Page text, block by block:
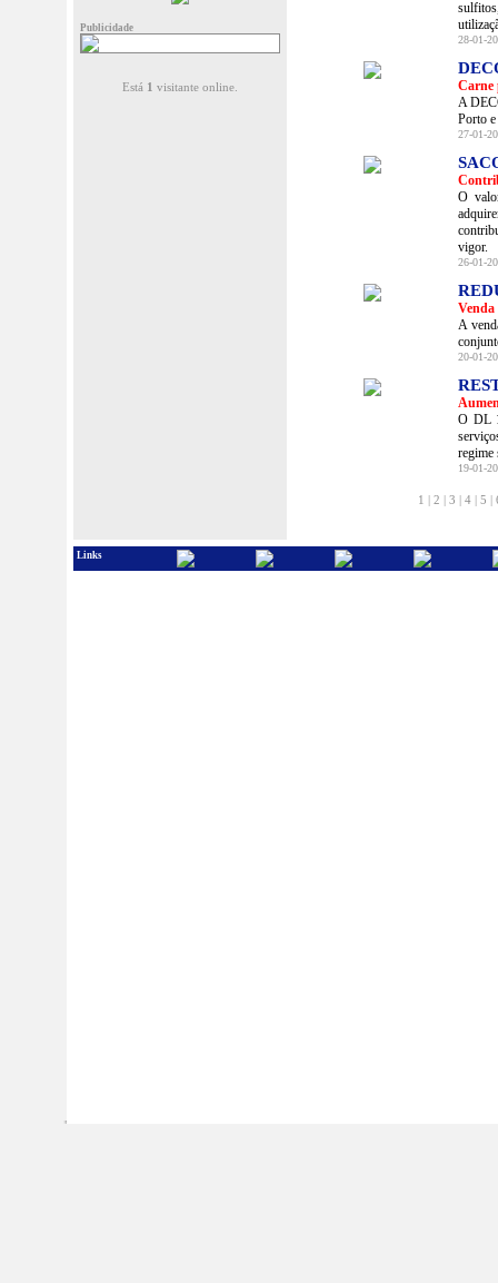
Publicidade
Está 1 visitante online.
28-01-
Carne
A
Porto
27-01-
O
vigor.
26-01-
Venda
A
20-01-
O DL
regime
19-01-
1 2 3 4 5
Links